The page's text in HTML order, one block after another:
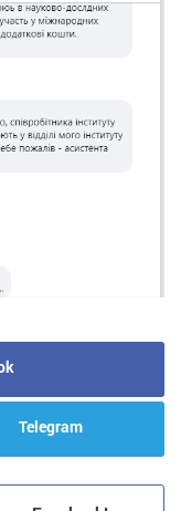
Telegram